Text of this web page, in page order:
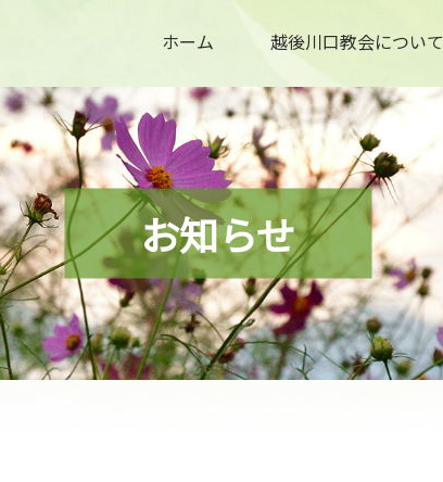
ホーム 越後川口教会について
お知らせ